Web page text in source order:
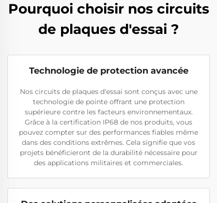
Pourquoi choisir nos circuits
de plaques d'essai ?
Technologie de protection avancée
Nos circuits de plaques d'essai sont conçus avec une
technologie de pointe offrant une protection
supérieure contre les facteurs environnementaux.
Grâce à la certification IP68 de nos produits, vous
pouvez compter sur des performances fiables même
dans des conditions extrêmes. Cela signifie que vos
projets bénéficieront de la durabilité nécessaire pour
des applications militaires et commerciales.